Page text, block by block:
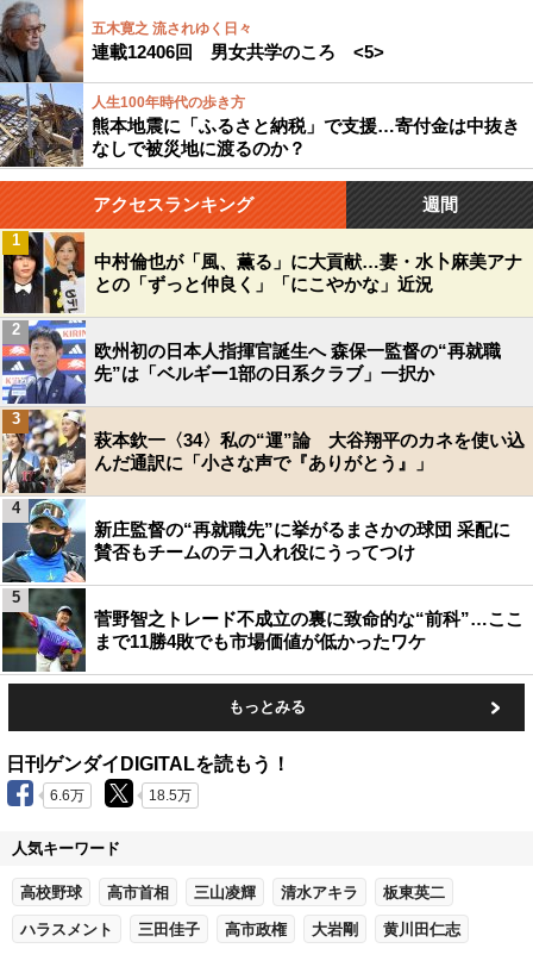
五木寛之 流されゆく日々
連載12406回 男女共学のころ <5>
人生100年時代の歩き方
熊本地震に「ふるさと納税」で支援…寄付金は中抜き
なしで被災地に渡るのか？
アクセスランキング 週間
中村倫也が「風、薫る」に大貢献…妻・水卜麻美アナ
との「ずっと仲良く」「にこやかな」近況
1
欧州初の日本人指揮官誕生へ 森保一監督の“再就職
先”は「ベルギー1部の日系クラブ」一択か
2
萩本欽一〈34〉私の“運”論 大谷翔平のカネを使い込
んだ通訳に「小さな声で『ありがとう』」
3
新庄監督の“再就職先”に挙がるまさかの球団 采配に
賛否もチームのテコ入れ役にうってつけ
4
菅野智之トレード不成立の裏に致命的な“前科”…ここ
まで11勝4敗でも市場価値が低かったワケ
5
もっとみる
日刊ゲンダイDIGITALを読もう！
6.6万 18.5万
人気キーワード
高校野球 高市首相 三山凌輝 清水アキラ 板東英二
ハラスメント 三田佳子 高市政権 大岩剛 黄川田仁志